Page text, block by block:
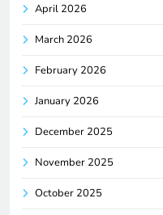
April 2026
March 2026
February 2026
January 2026
December 2025
November 2025
October 2025